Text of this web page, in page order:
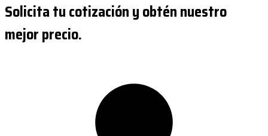
Solicita tu cotización y obtén nuestro
mejor precio.